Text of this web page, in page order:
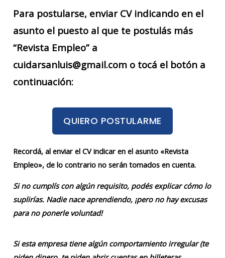
Para postularse, enviar CV indicando en el
asunto el puesto al que te postulás más
“Revista Empleo” a
cuidarsanluis@gmail.com o tocá el botón a
continuación:
QUIERO POSTULARME
Recordá, al enviar el CV indicar en el asunto «Revista
Empleo», de lo contrario no serán tomados en cuenta.
Si no cumplís con algún requisito, podés explicar cómo lo
suplirías. Nadie nace aprendiendo, ¡pero no hay excusas
para no ponerle voluntad!
Si esta empresa tiene algún comportamiento irregular (te